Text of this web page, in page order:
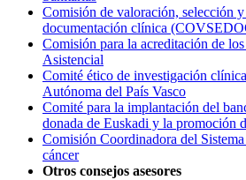
Comisión de valoración, selección
documentación clínica
Comisión para la acreditación de
Asistencial
Comité ético de investigación
Autónoma del País Vasco
Comité para la implantación del
donada de Euskadi y la promoción
Comisión Coordinadora del
cáncer
Otros consejos asesores